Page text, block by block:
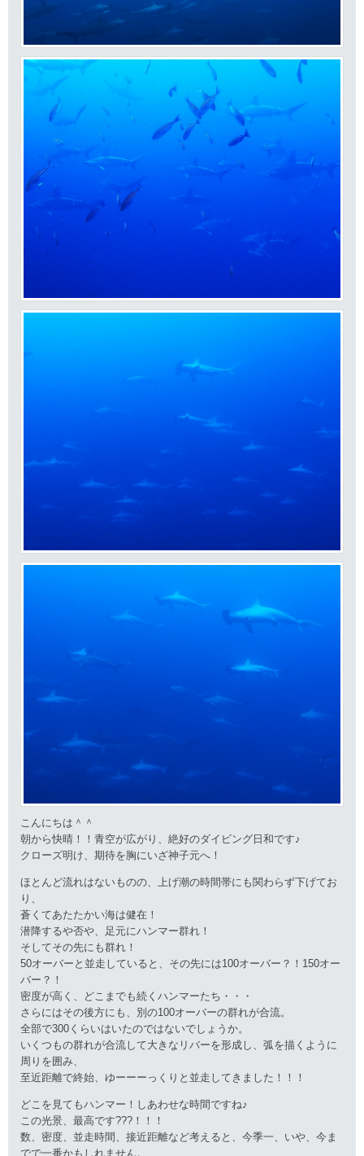
こんにちは＾＾
朝から快晴！！青空が広がり、絶好のダイビング日和です♪
クローズ明け、期待を胸にいざ神子元へ！
ほとんど流れはないものの、上げ潮の時間帯にも関わらず下げてお
り、
蒼くてあたたかい海は健在！
潜降するや否や、足元にハンマー群れ！
そしてその先にも群れ！
50オーバーと並走していると、その先には100オーバー？！150オー
バー？！
密度が高く、どこまでも続くハンマーたち・・・
さらにはその後方にも、別の100オーバーの群れが合流。
全部で300くらいはいたのではないでしょうか。
いくつもの群れが合流して大きなリバーを形成し、弧を描くように
周りを囲み、
至近距離で終始、ゆーーーっくりと並走してきました！！！
どこを見てもハンマー！しあわせな時間ですね♪
この光景、最高です???！！！
数、密度、並走時間、接近距離など考えると、今季一、いや、今ま
でで一番かもしれません。